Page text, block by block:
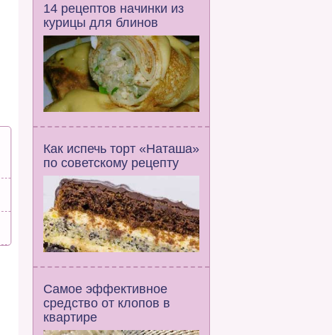
14 рецептов начинки из
курицы для блинов
Как испечь торт «Наташа»
по советскому рецепту
Самое эффективное
средство от клопов в
квартире